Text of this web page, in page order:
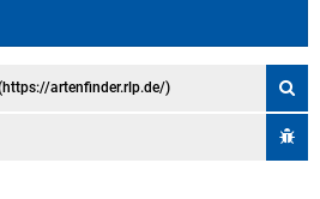
artenfinder.rlp.de/)